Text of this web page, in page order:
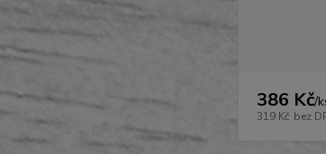
386 Kč/
319 Kč bez